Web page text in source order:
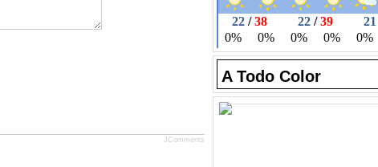
JComments
A Todo Color